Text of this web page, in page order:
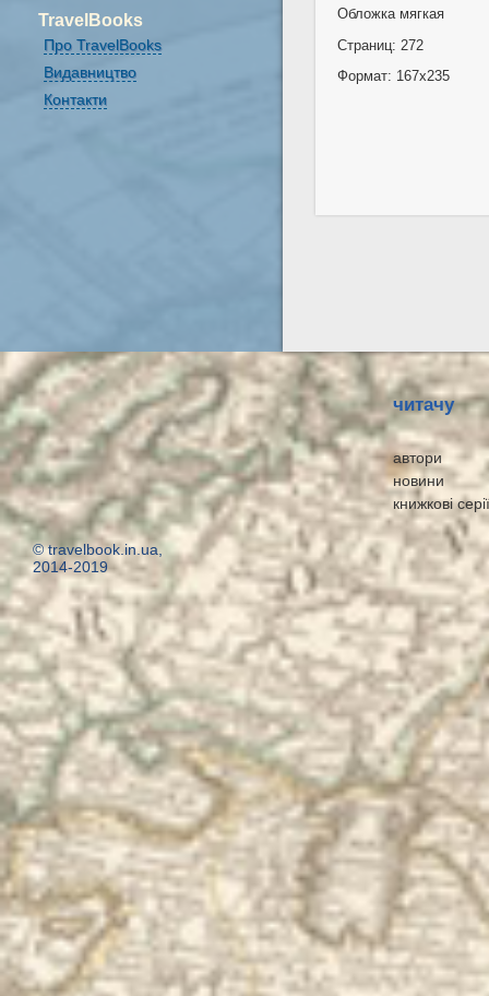
TravelBooks
Про TravelBooks
Видавництво
Контакти
Обложка мягкая
Страниц: 272
Формат: 167х235
© travelbook.in.ua,
2014-2019
читачу
автори
новини
книжкові серії